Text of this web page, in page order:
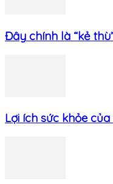
Đây chính là “kẻ
Lợi ích sức khỏe